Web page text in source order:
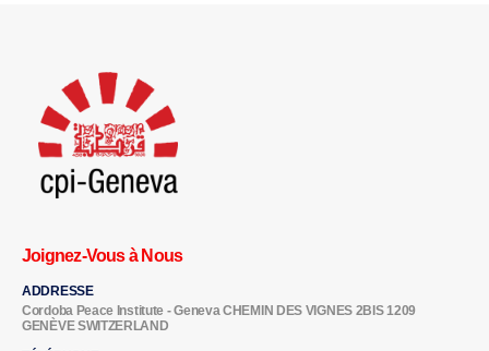
Joignez-Vous à Nous
ADDRESSE
Cordoba Peace Institute - Geneva CHEMIN DES VIGNES 2BIS 1209
GENÈVE SWITZERLAND